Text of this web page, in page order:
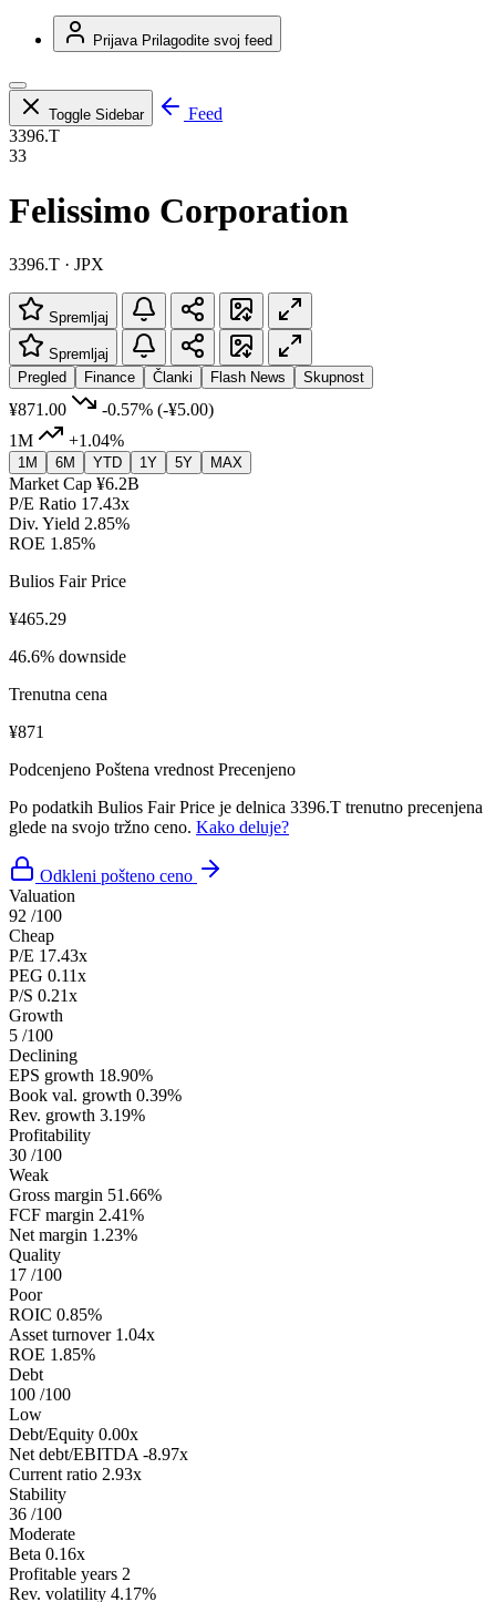
Prijava Prilagodite svoj feed
Toggle Sidebar
Feed
3396.T
33
Felissimo Corporation
3396.T · JPX
Spremljaj
Spremljaj
Pregled
Finance Članki Flash News Skupnost
¥871.00 -0.57% (-¥5.00)
1M
+1.04%
1M 6M YTD 1Y 5Y MAX
Market Cap ¥6.2B
P/E Ratio 17.43x
Div. Yield 2.85%
ROE 1.85%
Bulios Fair Price
¥465.29
46.6% downside
Trenutna cena
¥871
Podcenjeno Poštena vrednost Precenjeno
Po podatkih Bulios Fair Price je delnica 3396.T trenutno precenjena
glede na svojo tržno ceno. Kako deluje?
Odkleni pošteno ceno
Valuation
92 /100
Cheap
P/E 17.43x
PEG 0.11x
P/S 0.21x
Growth
5 /100
Declining
EPS growth 18.90%
Book val. growth 0.39%
Rev. growth 3.19%
Profitability
30 /100
Weak
Gross margin 51.66%
FCF margin 2.41%
Net margin 1.23%
Quality
17 /100
Poor
ROIC 0.85%
Asset turnover 1.04x
ROE 1.85%
Debt
100 /100
Low
Debt/Equity 0.00x
Net debt/EBITDA -8.97x
Current ratio 2.93x
Stability
36 /100
Moderate
Beta 0.16x
Profitable years 2
Rev. volatility 4.17%